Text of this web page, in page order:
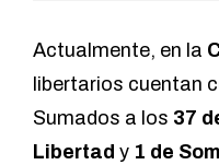
Actualmente, en la
libertarios cuentan
Sumados a los 37
Libertad y 1 de